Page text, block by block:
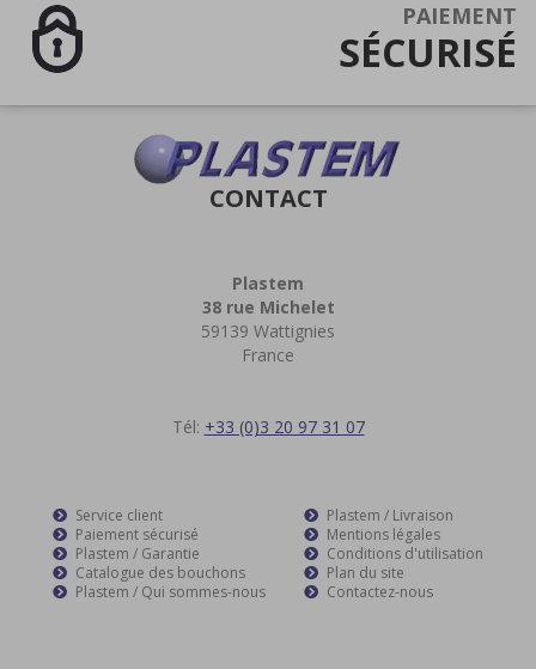
PAIEMENT
SÉCURISÉ
CONTACT
Plastem
38 rue Michelet
59139 Wattignies
France
Tél: +33 (0)3 20 97 31 07
Service client
Paiement sécurisé
Plastem / Garantie
Catalogue des bouchons
Plastem / Qui sommes-nous
Plastem / Livraison
Mentions légales
Conditions d'utilisation
Plan du site
Contactez-nous